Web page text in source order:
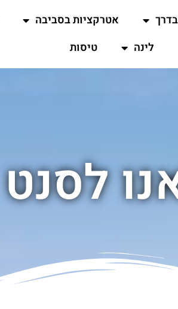
אטרקציות בסביבה
לינה
טיסות